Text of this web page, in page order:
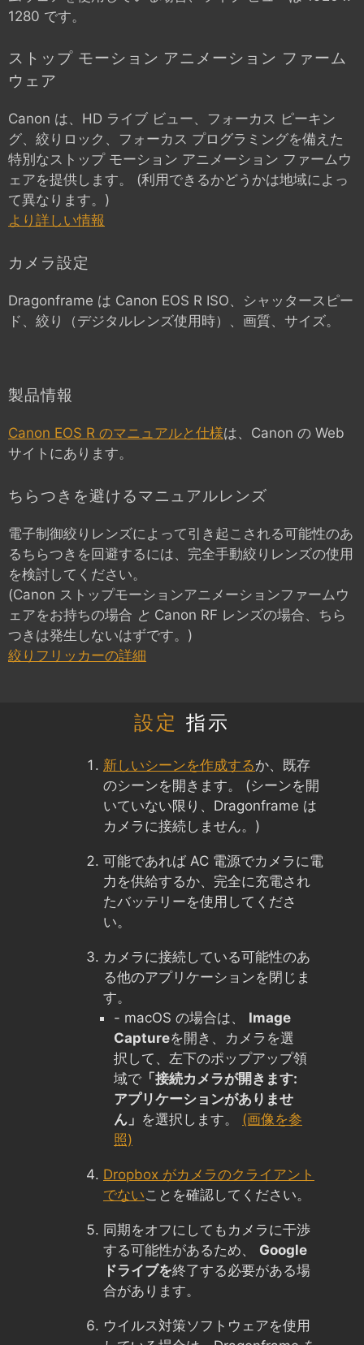
1280 です。
ストップ モーション アニメーション ファーム
ウェア
Canon は、HD ライブ ビュー、フォーカス ピーキン
グ、絞りロック、フォーカス プログラミングを備えた
特別なストップ モーション アニメーション ファームウ
ェアを提供します。 (利用できるかどうかは地域によっ
て異なります。)
より詳しい情報
カメラ設定
Dragonframe は Canon EOS R ISO、シャッタースピー
ド、絞り（デジタルレンズ使用時）、画質、サイズ。
製品情報
Canon EOS R のマニュアルと仕様は、Canon の Web
サイトにあります。
ちらつきを避けるマニュアルレンズ
電子制御絞りレンズによって引き起こされる可能性のあ
るちらつきを回避するには、完全手動絞りレンズの使用
を検討してください。
(Canon ストップモーションアニメーションファームウ
ェアをお持ちの場合 と Canon RF レンズの場合、ちら
つきは発生しないはずです。)
絞りフリッカーの詳細
設定 指示
新しいシーンを作成するか、既存
のシーンを開きます。 (シーンを開
いていない限り、Dragonframe は
カメラに接続しません。)
可能であれば AC 電源でカメラに電
力を供給するか、完全に充電され
たバッテリーを使用してくださ
い。
カメラに接続している可能性のあ
る他のアプリケーションを閉じま
す。
- macOS の場合は、 Image
Captureを開き、カメラを選
択して、左下のポップアップ領
域で 「接続カメラが開きます:
アプリケーションがありませ
ん」 を選択します。 (画像を参
照)
Dropbox がカメラのクライアント
でないことを確認してください。
同期をオフにしてもカメラに干渉
する可能性があるため、 Google
ドライブを終了する必要がある場
合があります。
ウイルス対策ソフトウェアを使用